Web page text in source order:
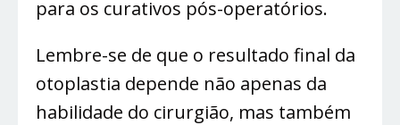
para os curativos pós-operatórios.
Lembre-se de que o resultado final da
otoplastia depende não apenas da
habilidade do cirurgião, mas também